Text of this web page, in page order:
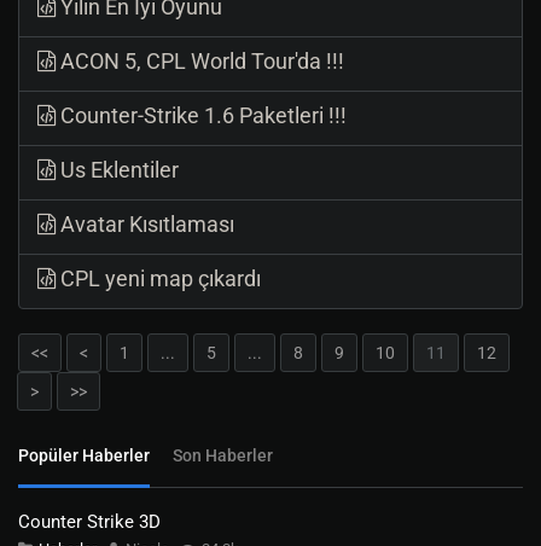
Yılın En İyi Oyunu
ACON 5, CPL World Tour'da !!!
Counter-Strike 1.6 Paketleri !!!
Us Eklentiler
Avatar Kısıtlaması
CPL yeni map çıkardı
<< < 1 ... 5 ... 8 9 10 11
12
>
>>
Popüler Haberler Son Haberler
Counter Strike 3D